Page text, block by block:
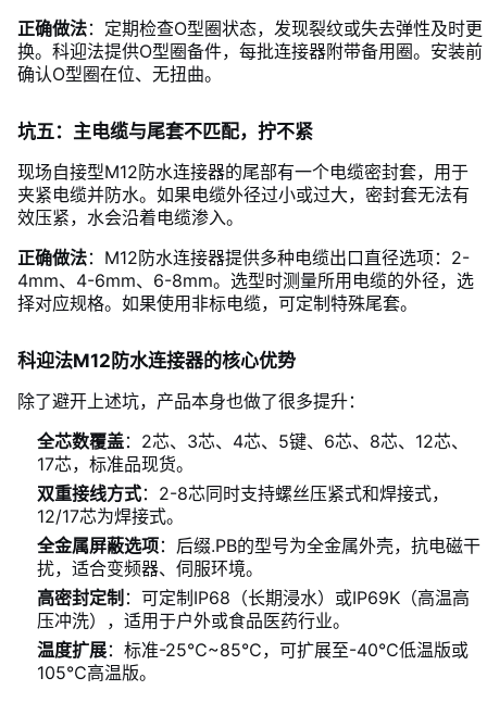
正确做法：定期检查O型圈状态，发现裂纹或失去弹性及时更
换。科迎法提供O型圈备件，每批连接器附带备用圈。安装前
确认O型圈在位、无扭曲。
坑五：主电缆与尾套不匹配，拧不紧
现场自接型M12防水连接器的尾部有一个电缆密封套，用于
夹紧电缆并防水。如果电缆外径过小或过大，密封套无法有
效压紧，水会沿着电缆渗入。
正确做法：M12防水连接器提供多种电缆出口直径选项：2-
4mm、4-6mm、6-8mm。选型时测量所用电缆的外径，选
择对应规格。如果使用非标电缆，可定制特殊尾套。
科迎法M12防水连接器的核心优势
除了避开上述坑，产品本身也做了很多提升：
全芯数覆盖：2芯、3芯、4芯、5键、6芯、8芯、12芯、
17芯，标准品现货。
双重接线方式：2-8芯同时支持螺丝压紧式和焊接式，
12/17芯为焊接式。
全金属屏蔽选项：后缀.PB的型号为全金属外壳，抗电磁干
扰，适合变频器、伺服环境。
高密封定制 ：可定制IP68（长期浸水）或IP69K（高温高
压冲洗），适用于户外或食品医药行业。
温度扩展：标准-25℃~85℃，可扩展至-40℃低温版或
105℃高温版。